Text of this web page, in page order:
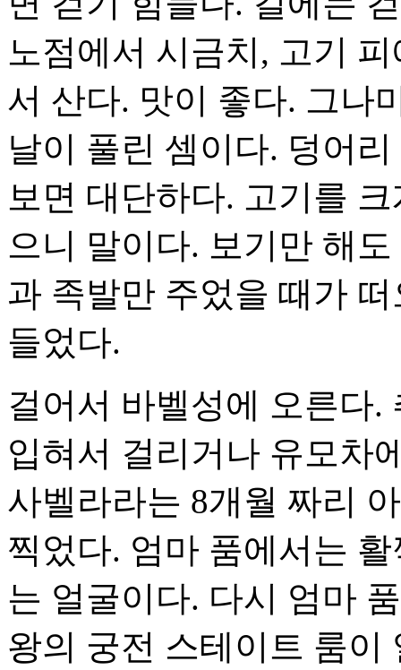
노점에서 시금치, 고기
서 산다. 맛이 좋다. 그나
날이 풀린 셈이다. 덩어
보면 대단하다. 고기를
으니 말이다. 보기만 해
과 족발만 주었을 때가
들었다.
걸어서 바벨성에 오른다
입혀서 걸리거나 유모차
사벨라라는 8개월 짜리
찍었다. 엄마 품에서는
는 얼굴이다. 다시 엄마
왕의 궁전 스테이트 룸이